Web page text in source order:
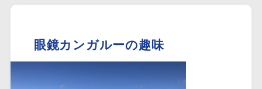
眼鏡カンガルーの趣味